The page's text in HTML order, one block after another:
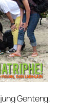
Genteng,